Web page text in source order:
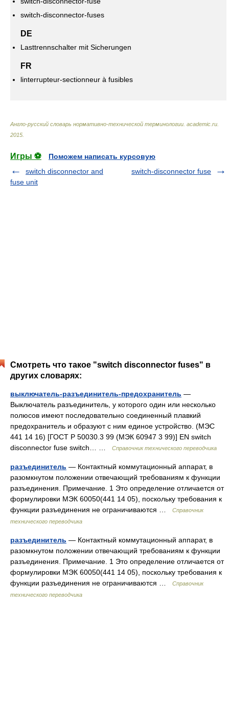
switch-disconnector-fuses
DE
Lasttrennschalter mit Sicherungen
FR
linterrupteur-sectionneur à fusibles
Англо-русский словарь нормативно-технической терминологии academic.ru
2015
Игры ⚽
Поможем написать курсовую
switch disconnector and
fuse unit
switch-disconnector fuse
Смотреть что такое "switch disconnector fuses" в
других словарях:
выключатель-разъединитель-предохранитель —
Выключатель разъединитель, у которого один или несколько
полюсов имеют последовательно соединенный плавкий
предохранитель и образуют с ним единое устройство. (МЭС
441 14 16) [ГОСТ Р 50030.3 99 (МЭК 60947 3 99)] EN switch
disconnector fuse switch… …
Справочник технического переводчика
разъединитель — Контактный коммутационный аппарат, в
разомкнутом положении отвечающий требованиям к функции
разъединения. Примечание. 1 Это определение отличается от
формулировки МЭК 60050(441 14 05), поскольку требования к
функции разъединения не ограничиваются …
Справочник
технического переводчика
разъединитель — Контактный коммутационный аппарат, в
разомкнутом положении отвечающий требованиям к функции
разъединения. Примечание. 1 Это определение отличается от
формулировки МЭК 60050(441 14 05), поскольку требования к
функции разъединения не ограничиваются …
Справочник
технического переводчика